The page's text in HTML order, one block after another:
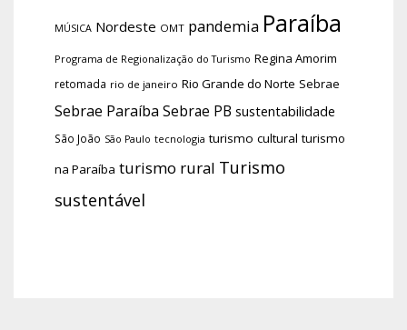
MÚSICA Nordeste OMT pandemia Paraíba
Programa de Regionalização do Turismo Regina Amorim
retomada rio de janeiro Rio Grande do Norte Sebrae
Sebrae Paraíba Sebrae PB sustentabilidade
São João São Paulo tecnologia turismo cultural turismo
na Paraíba turismo rural Turismo
sustentável